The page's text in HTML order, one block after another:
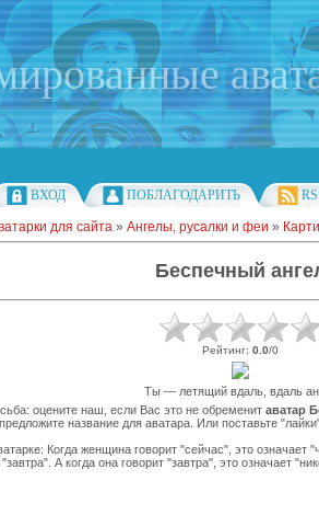
ВХОД ПОБЛАГОДАРИТЬ
для сайта » Ангелы, русалки и феи »
Беспечный
Рейтинг: 0.0/0
Ты — летящий вдаль, вдаль
оцените наш, если Вас это не обременит аватар
название для аватара. Или поставьте
Когда женщина говорит "сейчас", это означает
А когда она говорит "завтра", это означает